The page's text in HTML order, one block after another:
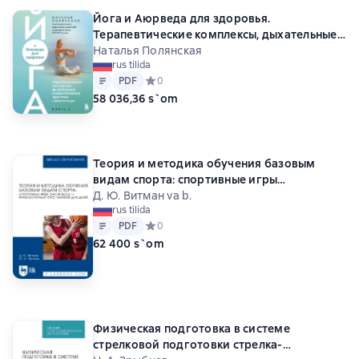
Йога и Аюрведа для здоровья.
Терапевтические комплексы, дыхательные
и медитативные практики самопомощи
Наталья Полянская
rus tilida
Matn
PDF
PDF Средний рейтинг 0 на основе 0 оценок
0
58 036,36 s`om
Теория и методика обучения базовым
видам спорта: спортивные игры
(баскетбол) – краткосрочный курс занятий
для детей. Учебное пособие для вузов. 3-е
издание, стереотипное
Д. Ю. Витман va b.
rus tilida
Matn
PDF
PDF Средний рейтинг 0 на основе 0 оценок
0
62 400 s`om
Физическая подготовка в системе
стрелковой подготовки стрелка-